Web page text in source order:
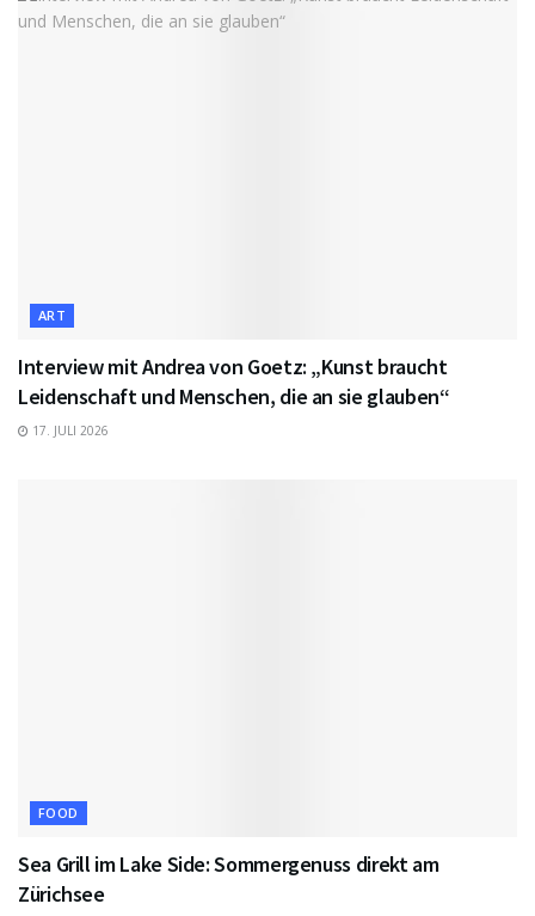
ART
Interview mit Andrea von Goetz: „Kunst braucht
Leidenschaft und Menschen, die an sie glauben“
17. JULI 2026
FOOD
Sea Grill im Lake Side: Sommergenuss direkt am
Zürichsee